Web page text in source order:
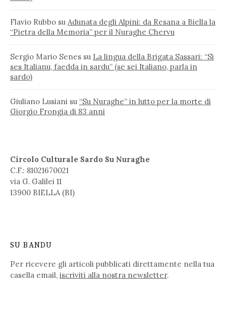
Flavio Rubbo su Adunata degli Alpini: da Resana a Biella la
“Pietra della Memoria” per il Nuraghe Chervu
Sergio Mario Senes su La lingua della Brigata Sassari: “Si
ses Italianu, faedda in sardu” (se sei Italiano, parla in
sardo)
Giuliano Lusiani su “Su Nuraghe” in lutto per la morte di
Giorgio Frongia di 83 anni
Circolo Culturale Sardo Su Nuraghe
C.F.: 81021670021
via G. Galilei 11
13900 BIELLA (BI)
SU BANDU
Per ricevere gli articoli pubblicati direttamente nella tua
casella email, iscriviti alla nostra newsletter.